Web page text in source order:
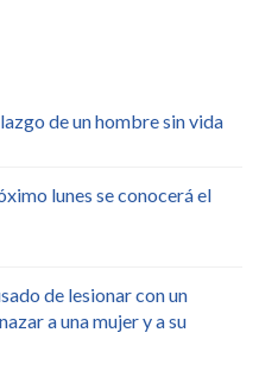
de un hombre sin vida
lunes se conocerá el
de lesionar con un
a una mujer y a su